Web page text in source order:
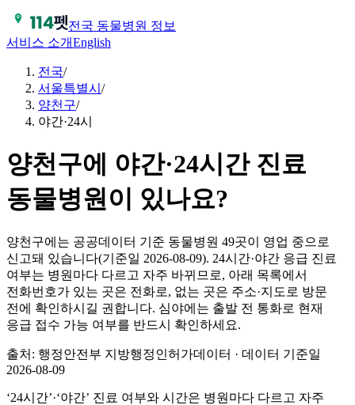
전국 동물병원 정보
서비스 소개English
전국/
서울특별시 /
양천구/
야간·24시
양천구에 야간·24시간 진료
동물병원이 있나요?
양천구에는 공공데이터 기준 동물병원 49곳이 영업 중으로
신고돼 있습니다(기준일 2026-08-09). 24시간·야간 응급 진료
여부는 병원마다 다르고 자주 바뀌므로, 아래 목록에서
전화번호가 있는 곳은 전화로, 없는 곳은 주소·지도로 방문
전에 확인하시길 권합니다. 심야에는 출발 전 통화로 현재
응급 접수 가능 여부를 반드시 확인하세요.
출처: 행정안전부 지방행정인허가데이터 · 데이터 기준일
2026-08-09
‘24시간’·‘야간’ 진료 여부와 시간은 병원마다 다르고 자주